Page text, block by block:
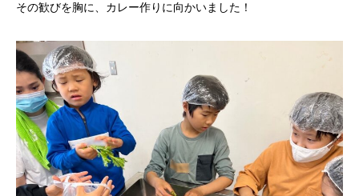
その歓びを胸に、カレー作りに向かいました！